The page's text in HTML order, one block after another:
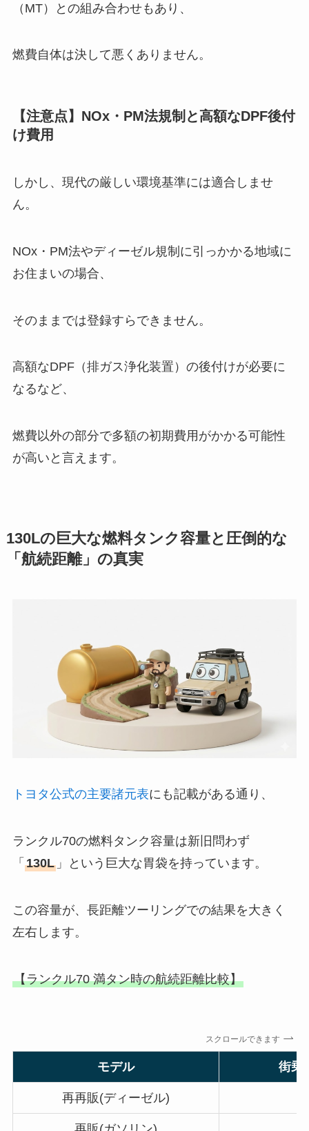
（MT）との組み合わせもあり、
燃費自体は決して悪くありません。
【注意点】NOx・PM法規制と高額なDPF後付
け費用
しかし、現代の厳しい環境基準には適合しませ
ん。
NOx・PM法やディーゼル規制に引っかかる地域に
お住まいの場合、
そのままでは登録すらできません。
高額なDPF（排ガス浄化装置）の後付けが必要に
なるなど、
燃費以外の部分で多額の初期費用がかかる可能性
が高いと言えます。
130Lの巨大な燃料タンク容量と圧倒的な
「航続距離」の真実
トヨタ公式の主要諸元表にも記載がある通り、
ランクル70の燃料タンク容量は新旧問わず
「 130L」という巨大な胃袋を持っています。
この容量が、長距離ツーリングでの結果を大きく
左右します。
【ランクル70 満タン時の航続距離比較】
スクロールできます
モデル 街乗
再再販(ディーゼル)